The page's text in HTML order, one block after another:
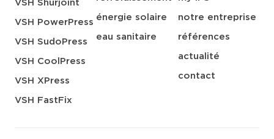
VSH Shurjoint
VSH PowerPress
VSH SudoPress
VSH CoolPress
VSH XPress
VSH FastFix
énergie solaire
eau sanitaire
notre entreprise
références
actualité
contact